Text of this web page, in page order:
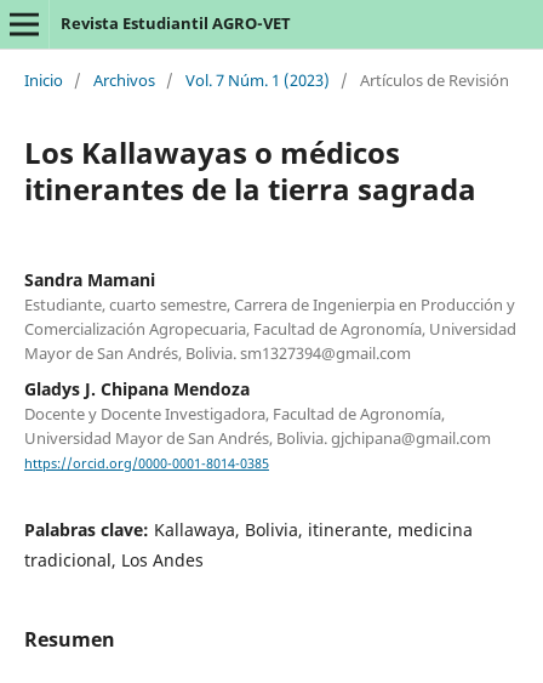
Revista Estudiantil AGRO-VET
Inicio / Archivos / Vol. 7 Núm. 1 (2023) / Artículos de Revisión
Los Kallawayas o médicos
itinerantes de la tierra sagrada
Sandra Mamani
Estudiante, cuarto semestre, Carrera de Ingenierpia en Producción y
Comercialización Agropecuaria, Facultad de Agronomía, Universidad
Mayor de San Andrés, Bolivia. sm1327394@gmail.com
Gladys J. Chipana Mendoza
Docente y Docente Investigadora, Facultad de Agronomía,
Universidad Mayor de San Andrés, Bolivia. gjchipana@gmail.com
https://orcid.org/0000-0001-8014-0385
Palabras clave: Kallawaya, Bolivia, itinerante, medicina
tradicional, Los Andes
Resumen